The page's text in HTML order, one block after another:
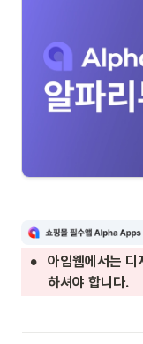
•
아임웹에서는 디
하셔야 합니다.